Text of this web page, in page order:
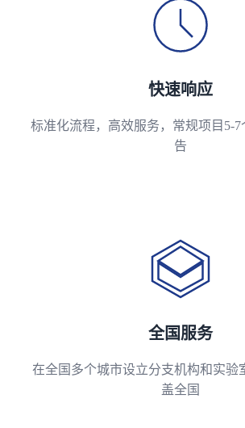
快速响应
标准化流程，高效服务，常规项目5-
告
全国服务
在全国多个城市设立分支机构和实验
盖全国